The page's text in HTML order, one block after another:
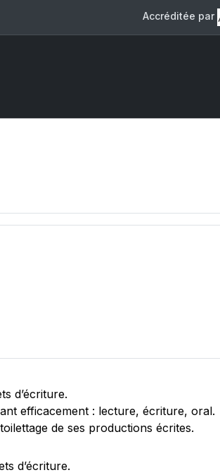
Accréditée par
d’écriture.
efficacement : lecture, écriture, oral.
de ses productions écrites.
d’écriture.